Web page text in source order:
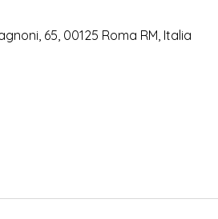
65, 00125 Roma RM, Italia